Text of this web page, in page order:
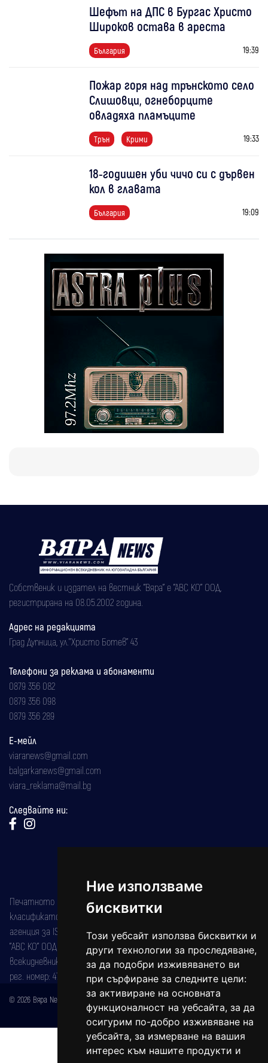
Ние използваме
бисквитки
Този уебсайт използва бисквитки и
други технологии за проследяване,
за да подобри изживяването ви
при сърфиране за следните цели:
за активиране на основната
функционалност на уебсайта, за да
осигурим по-добро изживяване на
уебсайта, за измерване на вашия
интерес към нашите продукти и
Шефът на ДПС в Бургас Христо
Широков остава в ареста
България 19:39
Пожар горя над трънското село
Слишовци, огнеборците
овладяха пламъците
Трън Крими 19:33
18-годишен уби чичо си с дървен
кол в главата
България 19:09
Собственик и издател на вестник "Вяра" е "АВС КО" ООД,
регистрирана на 08.05.2002 година.
Адрес на редакцията
Град Дупница, ул.''Христо Ботев" 43
Телефони за реклама и абонаменти
0879 356 082
0879 356 098
0879 356 289
Е-мейл
viaranews@gmail.com
balgarkanews@gmail.com
viara_reklama@mail.bg
Следвайте ни:
Печатното издание на вестника е регистрирано в националния
класификатор на печатните издания (Българска национална
агенция за ISSN) под номер: ISSN 1312-4722.
"АВС КО" ООД е притежател на марката: Вяра информационен
всекидневник на югозападна България, със свидетелство за марка
рег. номер: 47857/11.05.2004 година.
© 2026 Вяра News Всички права запазени!
Created byDREAMmedia Creative Studio